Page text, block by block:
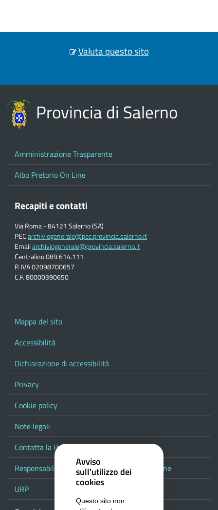
Valuta questo sito
Provincia di Salerno
Amministrazione Trasparente
Albo Pretorio On Line
Recapiti e contatti
Via Roma - 84121 Salerno (SA)
PECarchiviogenerale@pec.provincia.salerno.it
Emailarchiviogenerale@provincia.salerno.it
Centralino 089.614.111
P. IVA 02098700657
C.F. 80000390650
Mappa del sito
Accessibilità
Dichiarazione di accessibilità
Privacy
Cookie policy
Note legali
Contatta la Provincia
Responsabile del procedimento di pubblicazione
URP
Avviso
sull'utilizzo dei
cookies
Questo sito non